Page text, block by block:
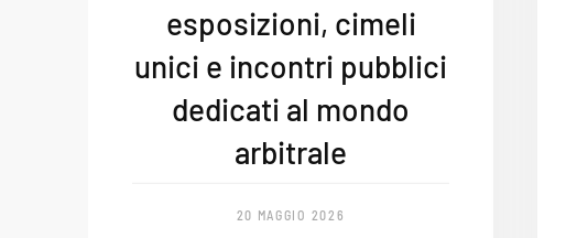
esposizioni, cimeli
unici e incontri pubblici
dedicati al mondo
arbitrale
20 MAGGIO 2026